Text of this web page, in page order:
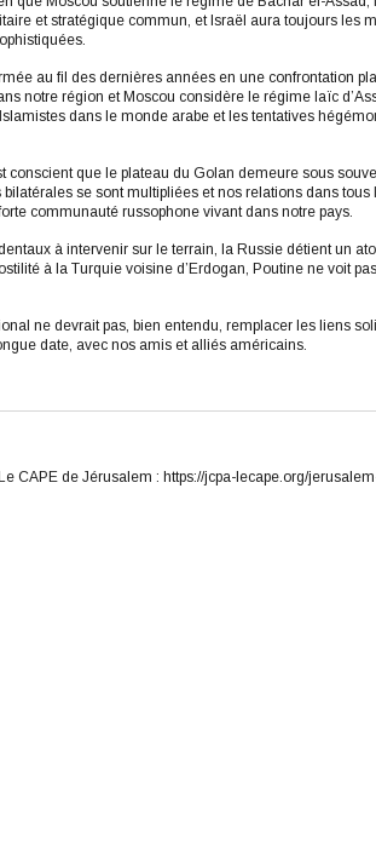
et stratégique commun, et Israël aura toujours les
au fil des dernières années en une confrontation
notre région et Moscou considère le régime laïc
dans le monde arabe et les tentatives
conscient que le plateau du Golan demeure sous
se sont multipliées et nos relations dans tous
communauté russophone vivant dans notre pays.
à intervenir sur le terrain, la Russie détient un
à la Turquie voisine d’Erdogan, Poutine ne voit pas
ne devrait pas, bien entendu, remplacer les liens
date, avec nos amis et alliés américains.
CAPE de Jérusalem : https://jcpa-lecape.org/